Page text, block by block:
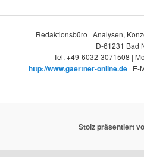
Redaktionsbüro | Analysen,
D-61231 Bad
Tel. +49-6032-3071508 |
http://www.gaertner-online.de| E-
Stolz präsentiert